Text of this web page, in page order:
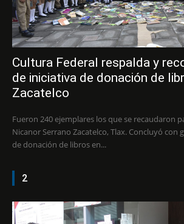
Cultura Federal respalda y
de iniciativa de donación de
Zacatelco
Fueron 240 ejemplares los que se recaudaron
Nicanor Serrano Zacatelco, Tlax. Concluyó con gran éxito la campaña
de donación de libros en...
2